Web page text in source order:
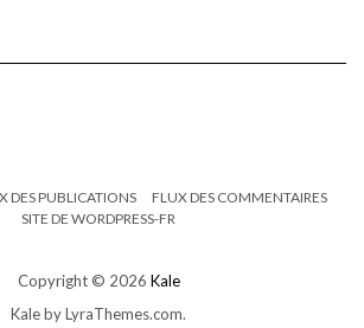
DES PUBLICATIONS
FLUX DES COMMENTAIRES
SITE DE WORDPRESS-FR
Copyright © 2026 Kale
Kaleby LyraThemes.com.